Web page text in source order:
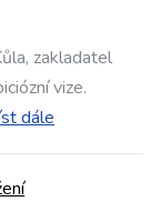
zakladatel
vize.
dále